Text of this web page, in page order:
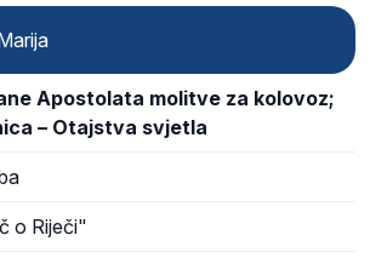
Apostolata molitve za kolovoz;
– Otajstva svjetla
o Riječi"